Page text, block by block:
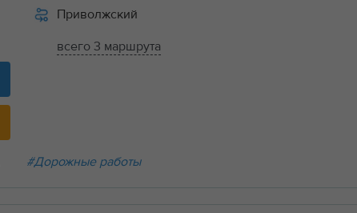
Приволжский
всего 3 маршрута
#Дорожные работы